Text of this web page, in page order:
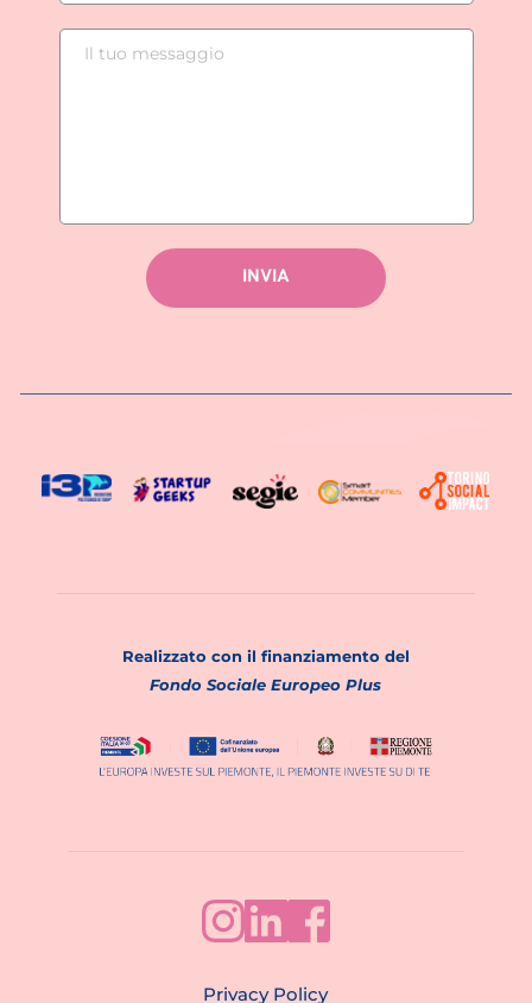
INVIA
Realizzato con il finanziamento del
Fondo Sociale Europeo Plus
Privacy Policy